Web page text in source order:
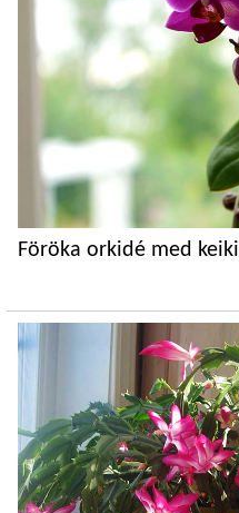
Föröka orkidé med keiki